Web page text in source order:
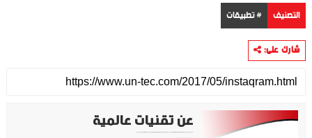
التصنيف # تطبيقات
شارك على:
عن تقنيات عالمية